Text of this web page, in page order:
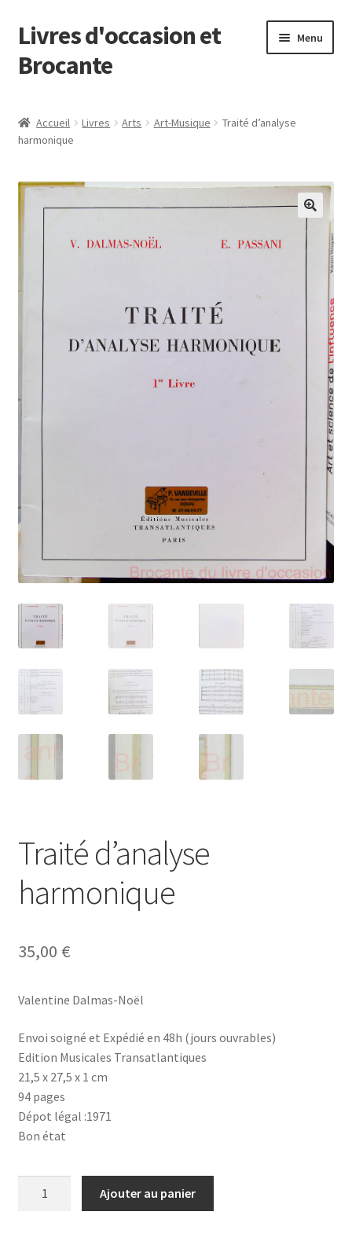
Aller
à
la
Aller
au
contenu
Livres d'occasion et
Brocante
Menu
Accueil Livres Arts Art-Musique
Traité d’analyse
harmonique
Traité d’analyse
harmonique
35,00 €
Valentine Dalmas-Noël
Envoi soigné et Expédié en 48h (jours ouvrables)
Edition Musicales Transatlantiques
21,5 x 27,5 x 1 cm
94 pages
Dépot légal :1971
Bon état
Ajouter au panier